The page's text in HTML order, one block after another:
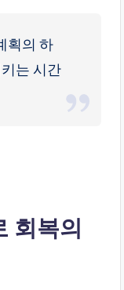
획의 하
는 시간
회복의